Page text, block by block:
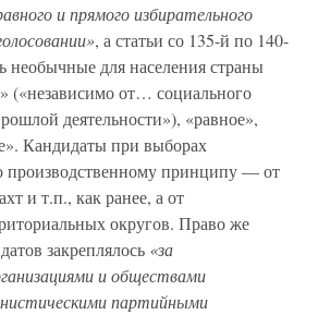
и прямого избирательного
, а статьи со 135-й по 140-
необычные для населения страны
(«независимо от… социального
деятельности»), «равное»,
Кандидаты при выборах
производственному принципу — от
и т.п., как ранее, а от
округов. Право же
закреплялось «за
и обществами
партийными